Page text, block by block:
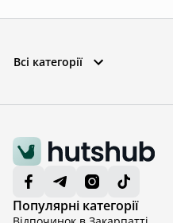
Всі категорії
Популярні категорії